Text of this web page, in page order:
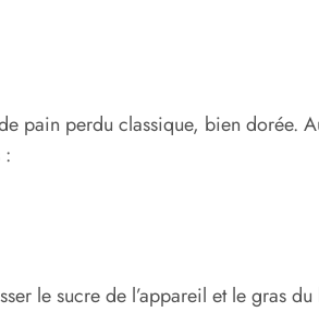
pain perdu classique, bien dorée.
:
le sucre de l’appareil et le gras